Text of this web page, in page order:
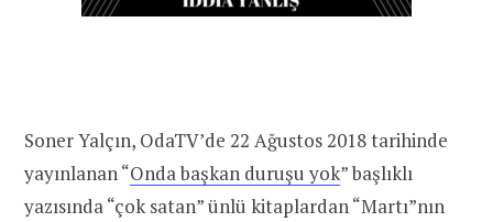
Soner Yalçın, OdaTV’de 22 Ağustos 2018 tarihinde
yayınlanan “Onda başkan duruşu yok” başlıklı
yazısında “çok satan” ünlü kitaplardan “Martı”nın